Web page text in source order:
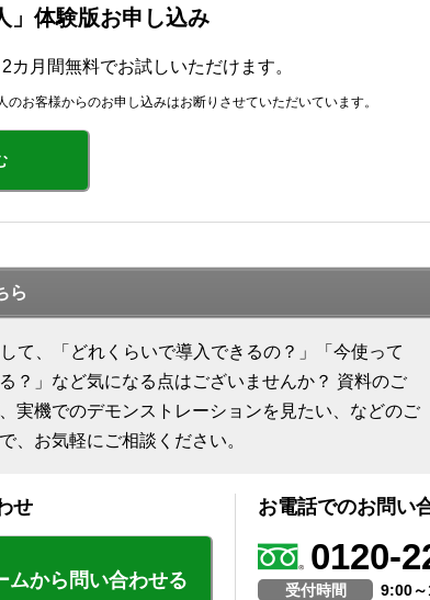
」体験版お申し込み
カ月間無料でお試しいただけます。
のお客様からのお申し込みはお断りさせていただいています。
ら
て、「どれくらいで導入できるの？」「今使って
？」など気になる点はございませんか？ 資料のご
実機でのデモンストレーションを見たい、などのご
、お気軽にご相談ください。
せ
ムから問い合わせる
お電話でのお問い
0120-
受付時間
9:00～